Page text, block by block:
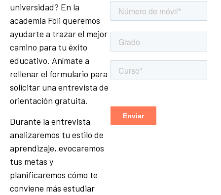
universidad? En la
academia Foli queremos
ayudarte a trazar el mejor
camino para tu éxito
educativo. Anímate a
rellenar el formulario para
solicitar una entrevista de
orientación gratuita.
Durante la entrevista
analizaremos tu estilo de
aprendizaje, evocaremos
tus metas y
planificaremos cómo te
conviene más estudiar